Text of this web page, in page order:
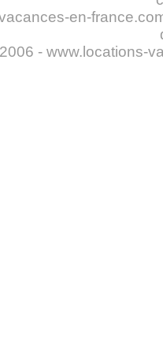
en-
- www.locations-